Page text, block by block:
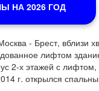
НА 2026 ГОД
- Брест, вблизи
лифтом
2-х этажей с
г. открылся